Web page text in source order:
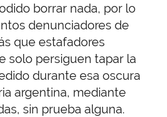
borrar nada, por lo
denunciadores de
que estafadores
solo persiguen tapar la
durante esa oscura
argentina, mediante
sin prueba alguna.